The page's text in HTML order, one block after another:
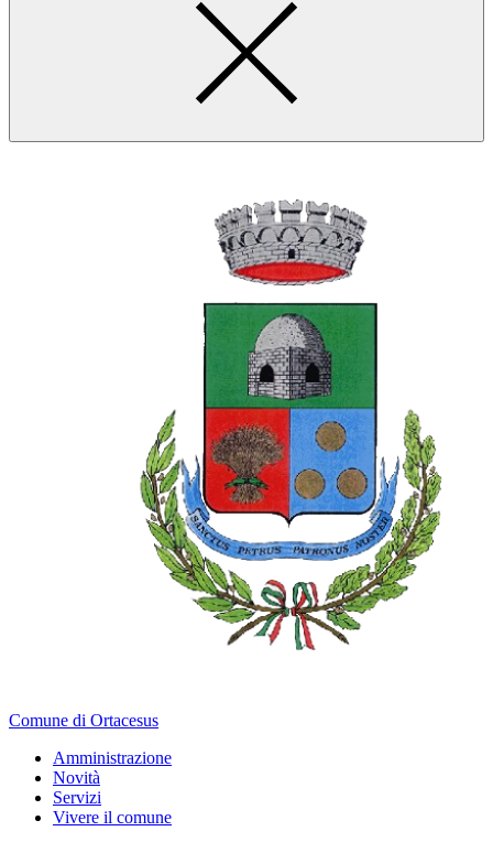
Comune di Ortacesus
Amministrazione
Novità
Servizi
Vivere il comune